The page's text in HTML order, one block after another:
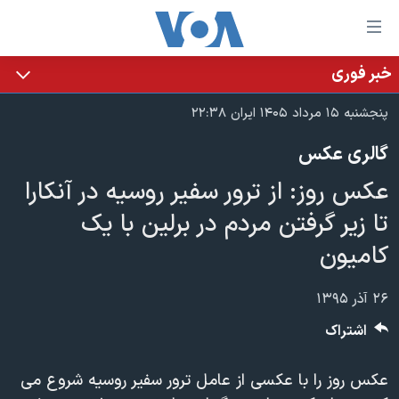
لینکهای
قابل
دسترسی
جهش
محتوای
اصلی
جهش
به
صفحه
جهش
به
خانه
نسخه سبک وب‌سایت
موضوع ها
ایران
آمریکا
جهان
ویدیوها
برنامه های تلویزیونی
جدول برنامه ها
صفحه‌های ویژه
بایگانی برنامه‌های تلویزیونی
فرکانس‌های صدای آمریکا
پخش رادیویی
خبر فوری
پنجشنبه ۱۵ مرداد ۱۴۰۵ ایران ۲۲:۳۸
گالری عکس
عکس روز: از ترور سفیر روسیه در آنکارا
تا زیر گرفتن مردم در برلین با یک
کامیون
۲۶ آذر ۱۳۹۵
عکس روز را با عکسی از عامل ترور سفیر روسیه شروع می
اشتراک